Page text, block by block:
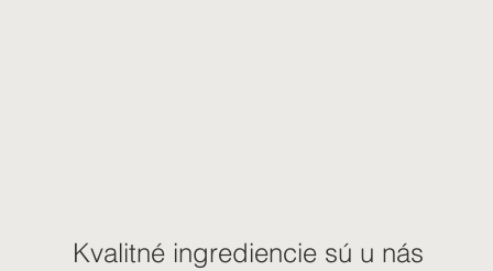
Kvalitné ingrediencie sú u nás